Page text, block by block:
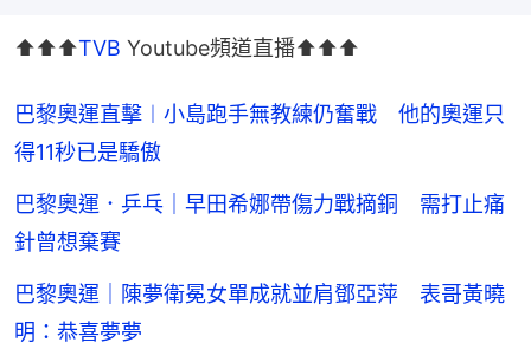
⬆️⬆️⬆️TVB Youtube頻道直播⬆️⬆️⬆️
巴黎奧運直擊︱小島跑手無教練仍奮戰 他的奧運只
得11秒已是驕傲
巴黎奧運．乒乓｜早田希娜帶傷力戰摘銅 需打止痛
針曾想棄賽
巴黎奧運｜陳夢衛冕女單成就並肩鄧亞萍 表哥黃曉
明：恭喜夢夢